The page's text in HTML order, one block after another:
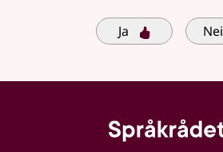
Ja Nei